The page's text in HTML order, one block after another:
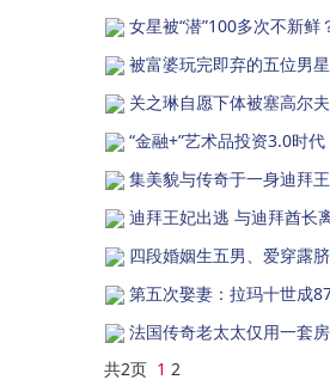
女星被“潜”100多次不新
被富婆玩完即弃的五位男
关之琳自愿下体被塞高尔
“金融+”艺术品投资3.0时代
集美貌与传奇于一身迪拜
迪拜王妃出逃 与迪拜酋长
四段婚姻生五男、爱穿露
第五次娶妻：拉玛十世成
法国传奇老太太仅用一套
共2页 1 2